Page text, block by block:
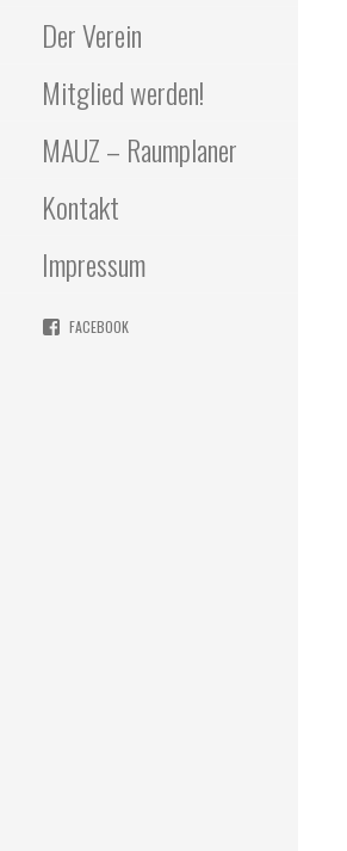
Der Verein
Mitglied werden!
MAUZ – Raumplaner
Kontakt
Impressum
FACEBOOK